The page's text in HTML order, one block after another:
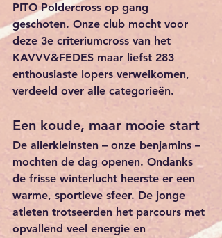
PITO Poldercross op gang
geschoten. Onze club mocht voor
deze 3e criteriumcross van het
KAVVV&FEDES maar liefst 283
enthousiaste lopers verwelkomen,
verdeeld over alle categorieën.
Een koude, maar mooie start
De allerkleinsten – onze benjamins –
mochten de dag openen. Ondanks
de frisse winterlucht heerste er een
warme, sportieve sfeer. De jonge
atleten trotseerden het parcours met
opvallend veel energie en